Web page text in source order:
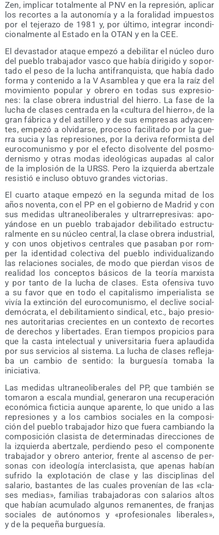
Zen, impli­car total­men­te al PNV en la repre­sión, apli­car
los recor­tes a la auto­no­mía y a la fora­li­dad impues­tos
por el teje­ra­zo de 1981 y, por últi­mo, inte­grar incon­di­
cio­nal­men­te al Esta­do en la OTAN y en la CEE.
El devas­ta­dor ata­que empe­zó a debi­li­tar el núcleo duro
del pue­blo tra­ba­ja­dor vas­co que había diri­gi­do y sopor­
ta­do el peso de la lucha anti­fran­quis­ta, que había dado
for­ma y con­te­ni­do a la V Asam­blea y que era la raíz del
movi­mien­to popu­lar y obre­ro en todas sus expre­sio­
nes: la cla­se obre­ra indus­trial del hie­rro. La fase de la
lucha de cla­ses cen­tra­da en la «cul­tu­ra del hie­rro», de la
gran fábri­ca y del asti­lle­ro y de sus empre­sas adya­cen­
tes, empe­zó a olvi­dar­se, pro­ce­so faci­li­ta­do por la gue­
rra sucia y las repre­sio­nes, por la deri­va refor­mis­ta del
euro­co­mu­nis­mo y por el efec­to disol­ven­te del pos­mo­
der­nis­mo y otras modas ideo­ló­gi­cas aupa­das al calor
de la implo­sión de la URSS. Pero la izquier­da aber­tza­le
resis­tió e inclu­so obtu­vo gran­des victorias.
El cuar­to ata­que empe­zó en la segun­da mitad de los
años noven­ta, con el PP en el gobierno de Madrid y con
sus medi­das ultra­neo­li­be­ra­les y ultra­rre­pre­si­vas: apo­
yán­do­se en un pue­blo tra­ba­ja­dor debi­li­ta­do estruc­tu­
ral­men­te en su núcleo cen­tral, la cla­se obre­ra indus­trial,
y con unos obje­ti­vos cen­tra­les que pasa­ban por rom­
per la iden­ti­dad colec­ti­va del pue­blo indi­vi­dua­li­zan­do
las rela­cio­nes socia­les, de modo que pier­dan visos de
reali­dad los con­cep­tos bási­cos de la teo­ría mar­xis­ta
y por tan­to de la lucha de cla­ses. Esta ofen­si­va tuvo
a su favor que en todo el capi­ta­lis­mo impe­ria­lis­ta se
vivía la extin­ción del euro­co­mu­nis­mo, el decli­ve social­
de­mó­cra­ta, el debi­li­ta­mien­to sin­di­cal, etc., bajo pre­sio­
nes auto­ri­ta­rias cre­cien­tes en un con­tex­to de recor­tes
de dere­chos y liber­ta­des. Eran tiem­pos pro­pi­cios para
que la cas­ta inte­lec­tual y uni­ver­si­ta­ria fue­ra aplau­di­da
por sus ser­vi­cios al sis­te­ma. La lucha de cla­ses refle­ja­
ba un cam­bio de sen­ti­do: la bur­gue­sía toma­ba la
iniciativa.
Las medi­das ultra­neo­li­be­ra­les del PP, que tam­bién se
toma­ron a esca­la mun­dial, gene­ra­ron una recu­pe­ra­ción
eco­nó­mi­ca fic­ti­cia aun­que apa­ren­te, lo que uni­do a las
repre­sio­nes y a los cam­bios socia­les en la com­po­si­
ción del pue­blo tra­ba­ja­dor hizo que fue­ra cam­bian­do la
com­po­si­ción cla­sis­ta de deter­mi­na­das direc­cio­nes de
la izquier­da aber­tza­le, per­dien­do peso el com­po­nen­te
tra­ba­ja­dor y obre­ro ante­rior, fren­te al ascen­so de per­
so­nas con ideo­lo­gía inter­cla­sis­ta, que ape­nas habían
sufri­do la explo­ta­ción de cla­se y las dis­ci­pli­nas del
sala­rio, bas­tan­tes de las cua­les pro­ve­nían de las «cla­
ses medias», fami­lias tra­ba­ja­do­ras con sala­rios altos
que habían acu­mu­la­do algu­nos rema­nen­tes, de fran­jas
socia­les de autó­no­mos y «pro­fe­sio­na­les libe­ra­les»,
y de la peque­ña burguesía.